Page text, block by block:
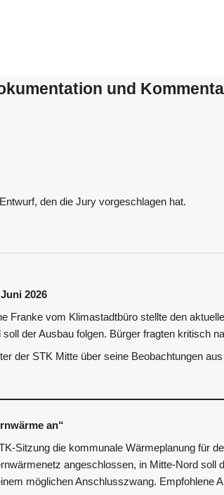
und
den die Jury vorgeschlagen hat.
2026
Franke vom Klimastadtbüro stellte den
der Ausbau folgen. Bürger fragten kritisch
der STK Mitte über seine Beobachtungen
an“
Sitzung die kommunale Wärmeplanung für
angeschlossen, in Mitte-Nord
möglichen Anschlusszwang.